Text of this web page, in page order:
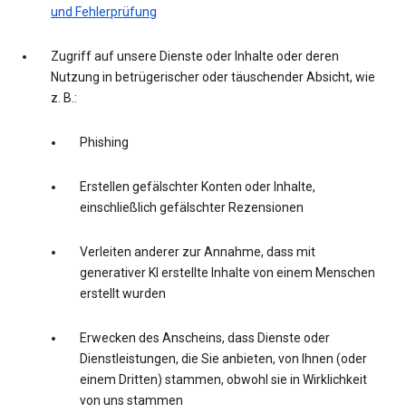
und Fehlerprüfung
Zugriff auf unsere Dienste oder Inhalte oder deren
Nutzung in betrügerischer oder täuschender Absicht, wie
z. B.:
Phishing
Erstellen gefälschter Konten oder Inhalte,
einschließlich gefälschter Rezensionen
Verleiten anderer zur Annahme, dass mit
generativer KI erstellte Inhalte von einem Menschen
erstellt wurden
Erwecken des Anscheins, dass Dienste oder
Dienstleistungen, die Sie anbieten, von Ihnen (oder
einem Dritten) stammen, obwohl sie in Wirklichkeit
von uns stammen